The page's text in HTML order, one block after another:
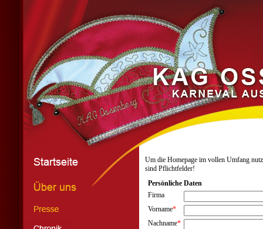
Um die Homepage im vollen Umfang
sind Pflichtfelder!
Persönliche Daten
Firma
Vorname*
Nachname*